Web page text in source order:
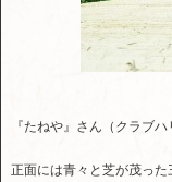
『たねや』さん（クラブ
正面には青々と芝が茂った